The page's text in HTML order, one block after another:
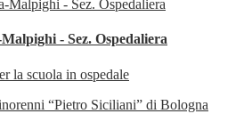
- Sez. Ospedaliera
la scuola in ospedale